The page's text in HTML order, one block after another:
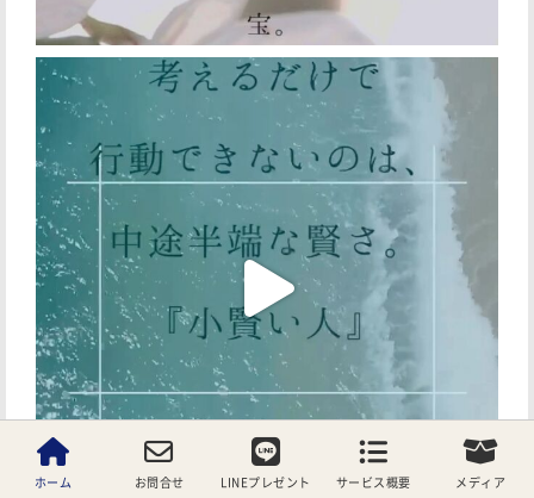
ホーム お問合せ LINEプレゼント サービス概要 メディア